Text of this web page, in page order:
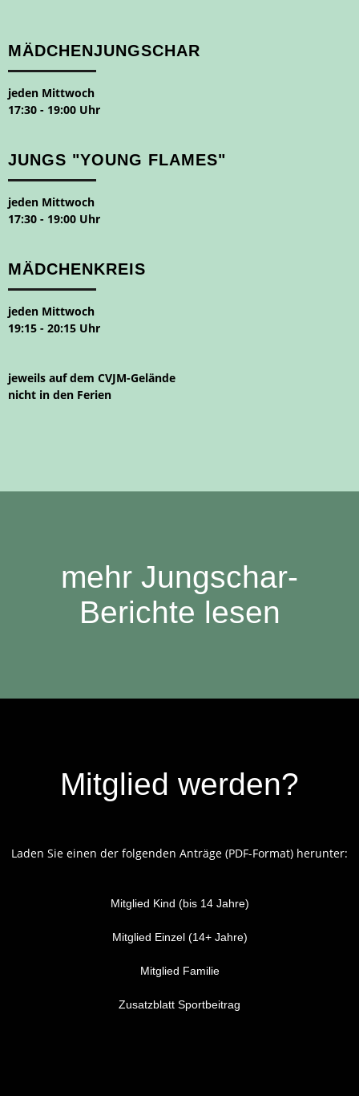
MÄDCHENJUNGSCHAR
jeden Mittwoch
17:30 - 19:00 Uhr
JUNGS "YOUNG FLAMES"
jeden Mittwoch
17:30 - 19:00 Uhr
MÄDCHENKREIS
jeden Mittwoch
19:15 - 20:15 Uhr
jeweils auf dem CVJM-Gelände
nicht in den Ferien
mehr Jungschar-
Berichte lesen
Mitglied werden?
Laden Sie einen der folgenden Anträge (PDF-Format) herunter:
Mitglied Kind (bis 14 Jahre)
Mitglied Einzel (14+ Jahre)
Mitglied Familie
Zusatzblatt Sportbeitrag